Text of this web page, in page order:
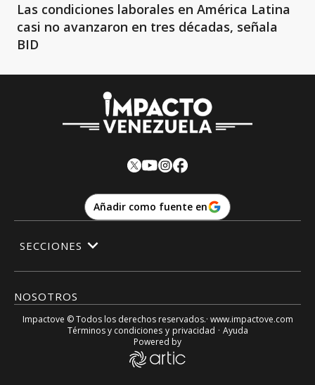
Las condiciones laborales en América Latina
casi no avanzaron en tres décadas, señala
BID
Añadir como fuente en
NOSOTROS
SECCIONES
Impactove © Todos los derechos reservados.· www.impactove.com
Términos y condiciones y privacidad · Ayuda
Powered by